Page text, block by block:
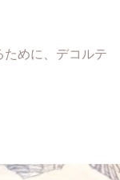
ために、デコルテ